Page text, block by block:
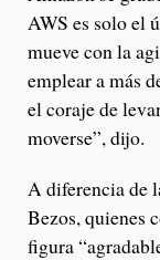
AWS es solo el
mueve con la
emplear a más
el coraje de
moverse”, dijo.
A diferencia de
Bezos, quienes
figura